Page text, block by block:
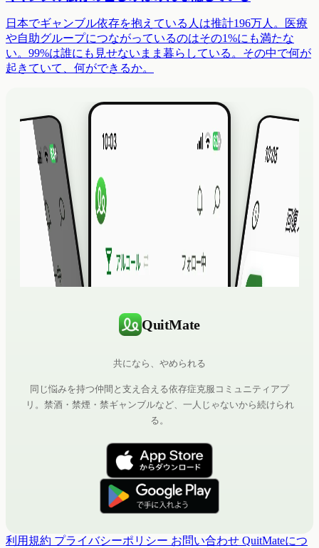
日本でギャンブル依存を抱えている人は推計196万人。医療
や自助グループにつながっているのはその1%にも満たな
い。99%は誰にも見せないまま暮らしている。その中で何が
起きていて、何ができるか。
QuitMate
共になら、やめられる
同じ悩みを持つ仲間と支え合える依存症克服コミュニティアプ
リ。禁酒・禁煙・禁ギャンブルなど、一人じゃないから続けられ
る。
利用規約 プライバシーポリシー お問い合わせ QuitMateにつ